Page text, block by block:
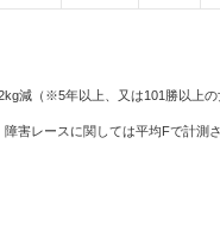
減（※5年以上、又は101勝以上の
害レースに関しては平均Fで計測